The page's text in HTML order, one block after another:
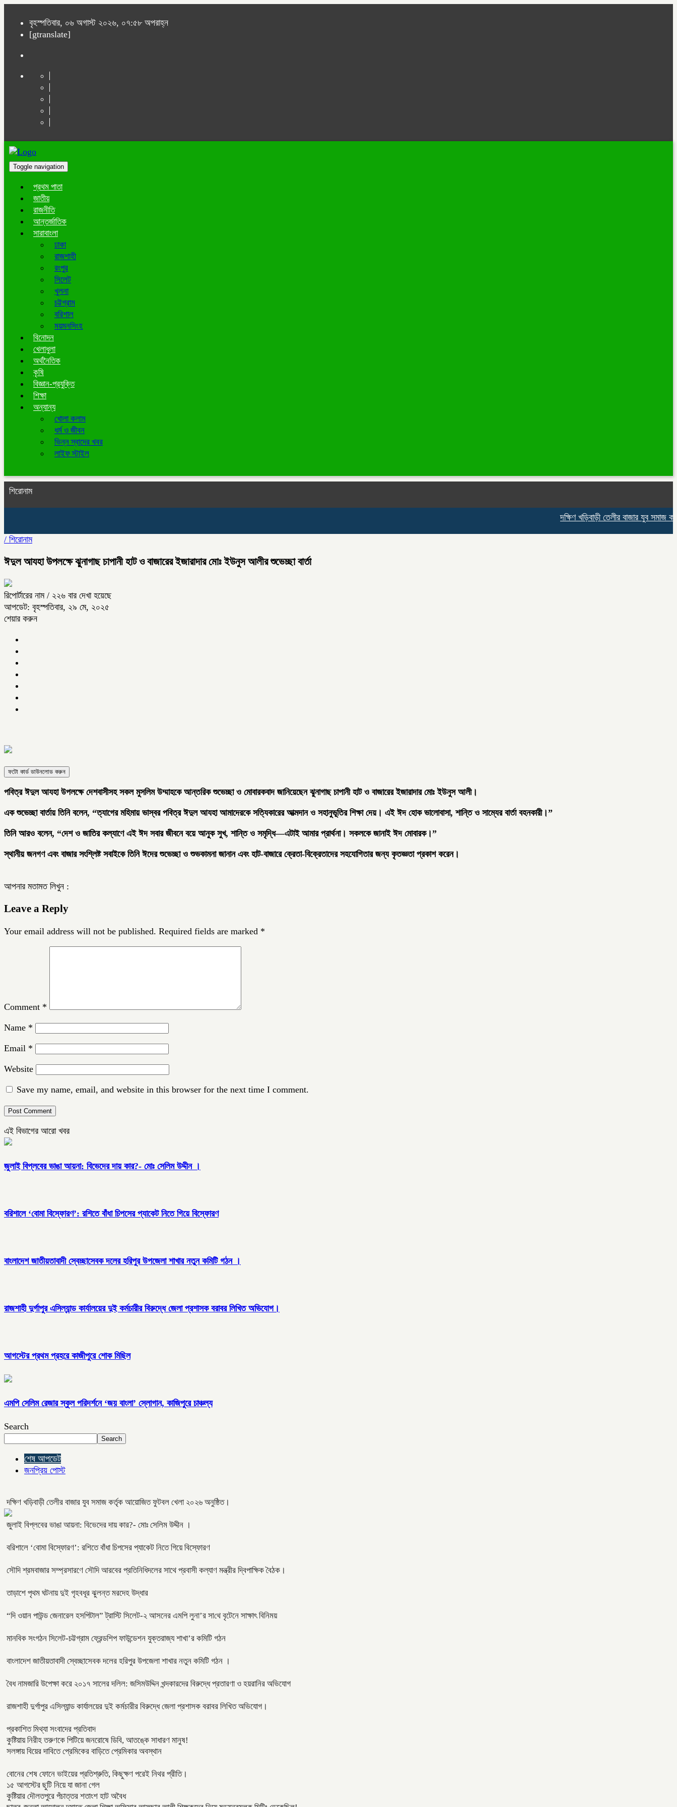
বৃহস্পতিবার, ০৬ অগাস্ট ২০২৬, ০৭:৫৮ অপরাহ্ন
[gtranslate]
Toggle navigation
প্রথম পাতা
জাতীয়
রাজনীতি
আন্তর্জাতিক
সারাবাংলা
ঢাকা
রাজশাহী
রংপুর
সিলেট
খুলনা
চট্টগ্রাম
বরিশাল
ময়মনসিংহ
বিনোদন
খেলাধুলা
অর্থনৈতিক
কৃষি
বিজ্ঞান-প্রযুক্তি
শিক্ষা
অন্যান্য
খোলা কলাম
ধর্ম ও জীবন
ভিন্ন স্বাদের খবর
লাইফ স্টাইল
শিরোনাম
দক্ষিণ খড়িবাড়ী তেলীর বাজার যুব সমাজ
/ শিরোনাম
ঈদুল আযহা উপলক্ষে ঝুনাগাছ চাপানী হাট ও বাজারের ইজারাদার মোঃ ইউনুস আলীর শুভেচ্ছা বার্তা
রিপোর্টারের নাম / ২২৬ বার দেখা হয়েছে
আপডেট: বৃহস্পতিবার, ২৯ মে, ২০২৫
শেয়ার করুন
ফটো কার্ড ডাউনলোড করুন
পবিত্র ঈদুল আযহা উপলক্ষে দেশবাসীসহ সকল মুসলিম উম্মাহকে আন্তরিক শুভেচ্ছা ও মোবারকবাদ জানিয়েছেন ঝুনাগাছ চাপানী হাট ও বাজারের ইজারাদার মোঃ ইউনুস আলী।
এক শুভেচ্ছা বার্তায় তিনি বলেন, “ত্যাগের মহিমায় ভাস্বর পবিত্র ঈদুল আযহা আমাদেরকে সত্যিকারের আত্মদান ও সহানুভূতির শিক্ষা দেয়। এই ঈদ হোক ভালোবাসা, শান্তি ও সাম্যের বার্তা বহনকারী।”
তিনি আরও বলেন, “দেশ ও জাতির কল্যাণে এই ঈদ সবার জীবনে বয়ে আনুক সুখ, শান্তি ও সমৃদ্ধি—এটাই আমার প্রার্থনা। সকলকে জানাই ঈদ মোবারক।”
স্থানীয় জনগণ এবং বাজার সংশ্লিষ্ট সবাইকে তিনি ঈদের শুভেচ্ছা ও শুভকামনা জানান এবং হাট-বাজারে ক্রেতা-বিক্রেতাদের সহযোগিতার জন্য কৃতজ্ঞতা প্রকাশ করেন।
আপনার মতামত লিখুন :
Leave a Reply
Your email address will not be published. Required fields are marked *
Comment *
Name *
Email *
Website
Save my name, email, and website in this browser for the next time I comment.
এই বিভাগের আরো খবর
জুলাই বিপ্লবের ভাঙা আয়না: বিভেদের দায় কার?- মোঃ সেলিম উদ্দীন ।
বরিশালে ‘বোমা বিস্ফোরণ’: রশিতে বাঁধা চিপসের প্যাকেট নিতে গিয়ে বিস্ফোরণ
বাংলাদেশ জাতীয়তাবাদী স্বেচ্ছাসেবক দলের হরিপুর উপজেলা শাখার নতুন কমিটি গঠন ।
রাজশাহী দুর্গাপুর এসিল্যান্ড কার্যালয়ের দুই কর্মচারীর বিরুদ্ধে জেলা প্রশাসক বরাবর লিখিত অভিযোগ।
আগস্টের প্রথম প্রহরে কাজীপুরে শোক মিছিল
এমপি সেলিম রেজার স্কুল পরিদর্শনে ‘জয় বাংলা’ স্লোগান, কাজিপুরে চাঞ্চল্য
Search
Search
শেষ আপডেট
জনপ্রিয় পোস্ট
দক্ষিণ খড়িবাড়ী তেলীর বাজার যুব সমাজ কর্তৃক আয়োজিত ফুটবল খেলা ২০২৬ অনুষ্ঠিত।
জুলাই বিপ্লবের ভাঙা আয়না: বিভেদের দায় কার?- মোঃ সেলিম উদ্দীন ।
বরিশালে ‘বোমা বিস্ফোরণ’: রশিতে বাঁধা চিপসের প্যাকেট নিতে গিয়ে বিস্ফোরণ
সৌদি শ্রমবাজার সম্প্রসারণে সৌদি আরবের প্রতিনিধিদলের সাথে প্রবাসী কল্যাণ মন্ত্রীর দ্বিপাক্ষিক বৈঠক।
তাড়াশে পৃথম ঘটনায় দুই গৃহবধূর ঝুলন্ত মরদেহ উদ্ধার
“দি ওয়ান পাউন্ড জেনারেল হসপিটাল” ট্রাস্টি সিলেট-২ আসনের এমপি লুনা’র সা‌থে বৃটেনে সাক্ষাৎ বিনিময়
মানবিক সংগঠন সিলেট-চট্টগ্রাম ফ্রেন্ডশিপ ফাউন্ডেশন যুক্তরাজ্য শাখা’র কমিটি গঠন
বাংলাদেশ জাতীয়তাবাদী স্বেচ্ছাসেবক দলের হরিপুর উপজেলা শাখার নতুন কমিটি গঠন ।
বৈধ নামজারি উপেক্ষা করে ২০১৭ সালের দলিল: জসিমউদ্দিন খন্দকারদের বিরুদ্ধে প্রতারণা ও হয়রানির অভিযোগ
রাজশাহী দুর্গাপুর এসিল্যান্ড কার্যালয়ের দুই কর্মচারীর বিরুদ্ধে জেলা প্রশাসক বরাবর লিখিত অভিযোগ।
প্রকাশিত মিথ্যা সংবাদের প্রতিবাদ
কুষ্টিয়ায় নিরীহ তরুণকে পিটিয়ে জনরোষে ডিবি, আতঙ্কে সাধারণ মানুষ!
সলঙ্গায় বিয়ের দাবিতে প্রেমিকের বাড়িতে প্রেমিকার অবস্থান
বোনের শেষ ফোনে ভাইয়ের প্রতিশ্রুতি, কিছুক্ষণ পরেই নিথর প্রীতি।
১৫ আগস্টের ছুটি নিয়ে যা জানা গেল
কুষ্টিয়ার দৌলতপুরে পঁচাত্তর শতাংশ হাট অবৈধ